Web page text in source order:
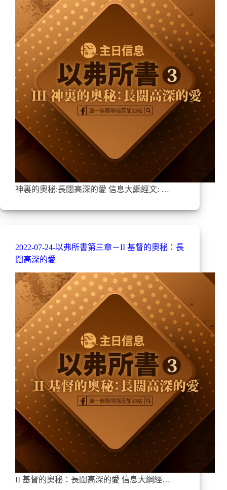
神裏的奧秘:長闊高深的愛 信息大綱經文: …
2022-07-24-以弗所書第三章－II 基督的奧秘：長
闊高深的愛
II 基督的奧秘：長闊高深的愛 信息大綱經…